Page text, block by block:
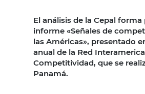
El análisis de la Cepal forma
informe «Señales de
las Américas», presentado
anual de la Red
Competitividad, que se
Panamá.